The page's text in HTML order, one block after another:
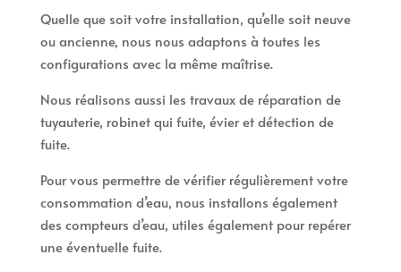
Quelle que soit votre installation, qu’elle soit neuve
ou ancienne, nous nous adaptons à toutes les
configurations avec la même maîtrise.
Nous réalisons aussi les travaux de réparation de
tuyauterie, robinet qui fuite, évier et détection de
fuite.
Pour vous permettre de vérifier régulièrement votre
consommation d’eau, nous installons également
des compteurs d’eau, utiles également pour repérer
une éventuelle fuite.